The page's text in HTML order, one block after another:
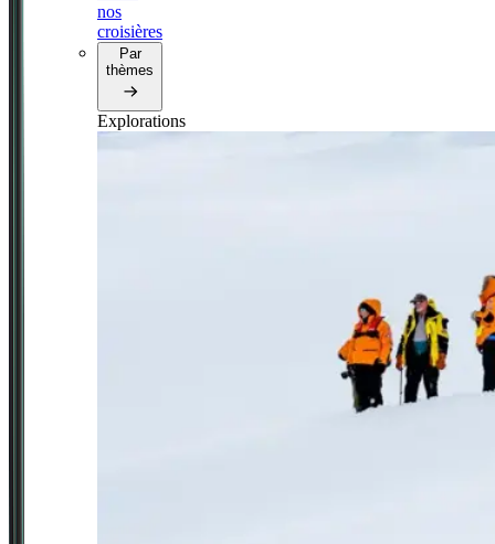
nos
croisières
Par
thèmes
Explorations